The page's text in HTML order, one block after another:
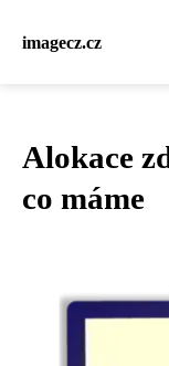
imagecz.cz
Alokace
co máme